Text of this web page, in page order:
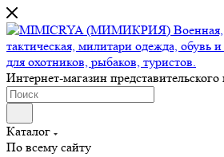
Интернет-магазин представительского
Каталог
По всему сайту